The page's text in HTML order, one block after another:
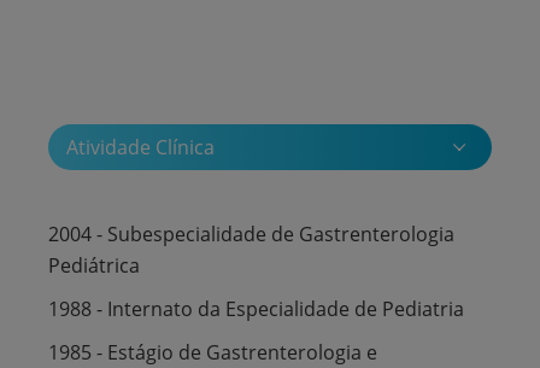
Atividade Clínica
2004 - Subespecialidade de Gastrenterologia
Pediátrica
1988 - Internato da Especialidade de Pediatria
1985 - Estágio de Gastrenterologia e